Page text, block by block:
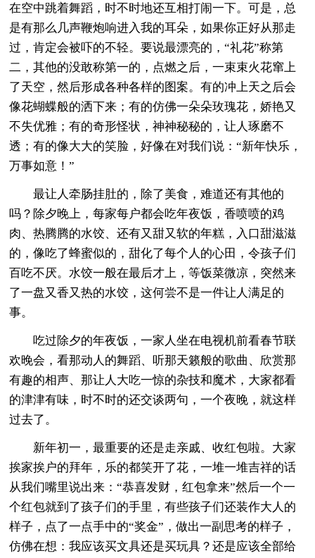
在空中跳着舞蹈，时不时地还互相打闹一下。可是，总
是有那么几声鞭炮响进入我的耳朵，如果你正好从那走
过，肯定会被吓的不轻。要说最漂亮的，“礼花”称第
二，其他的没敢称第一的，点燃之后，一束束火花窜上
了天空，然后形成各种各样的图案。有的冲上天之后会
像花蝴蝶般的洒下来；有的仿佛一朵朵玫瑰花，娇艳又
不失优雅；有的奇形怪状，神神秘秘的，让人琢磨不
透；有的像大大的笑脸，好像在对我们说：“新年快乐，
万事如意！”
最让人牵肠挂肚的，除了美食，难道还有其他的
吗？除夕晚上，每家每户都会吃年夜饭，香喷喷的鸡
肉、热腾腾的水饺、还有又甜又软的年糕，入口甜滋滋
的，像吃了蜂蜜似的，甜化了每个人的心田，令孩子们
百吃不厌。水饺一般在最后才上，等饭菜微凉，突然来
了一盘又香又热的水饺，这何尝不是一件让人满足的
事。
吃过除夕的年夜饭，一家人坐在电视机前看春节联
欢晚会，看那动人的舞蹈、听那天籁般的歌曲、欣赏那
有趣的相声、那让人大吃一惊的杂技和魔术，大家都看
的津津有味，时不时的还交谈两句，一个夜晚，就这样
过去了。
新年初一，最重要的还是走亲戚、收红包啦。大家
挨家挨户的拜年，乐的都笑开了花，一堆一堆吉祥的话
从我们嘴里说出来：“恭喜发财，红包拿来”然后一个一
个红包就到了孩子们的手里，有些孩子们还装作大人的
样子，点了一点手中的“奖金”，做出一副思考的样子，
仿佛在想：我应该买文具还是买玩具？还是应该全部给